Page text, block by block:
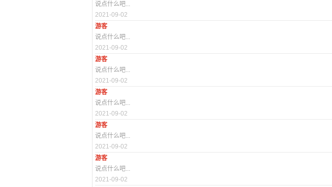
说点什么吧...
2021-09-02
游客
说点什么吧...
2021-09-02
游客
说点什么吧...
2021-09-02
游客
说点什么吧...
2021-09-02
游客
说点什么吧...
2021-09-02
游客
说点什么吧...
2021-09-02